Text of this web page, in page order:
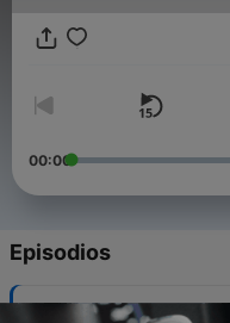
www.padrealberto.com
00:00
Episodios
90 - EXPECT MIRACLES